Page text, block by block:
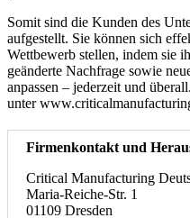
Somit sind die Kunden des
aufgestellt. Sie können sich
Wettbewerb stellen, indem sie
geänderte Nachfrage sowie
anpassen – jederzeit und
unter
Firmenkontakt und
Critical Manufacturing
Maria-Reiche-Str. 1
01109 Dresden